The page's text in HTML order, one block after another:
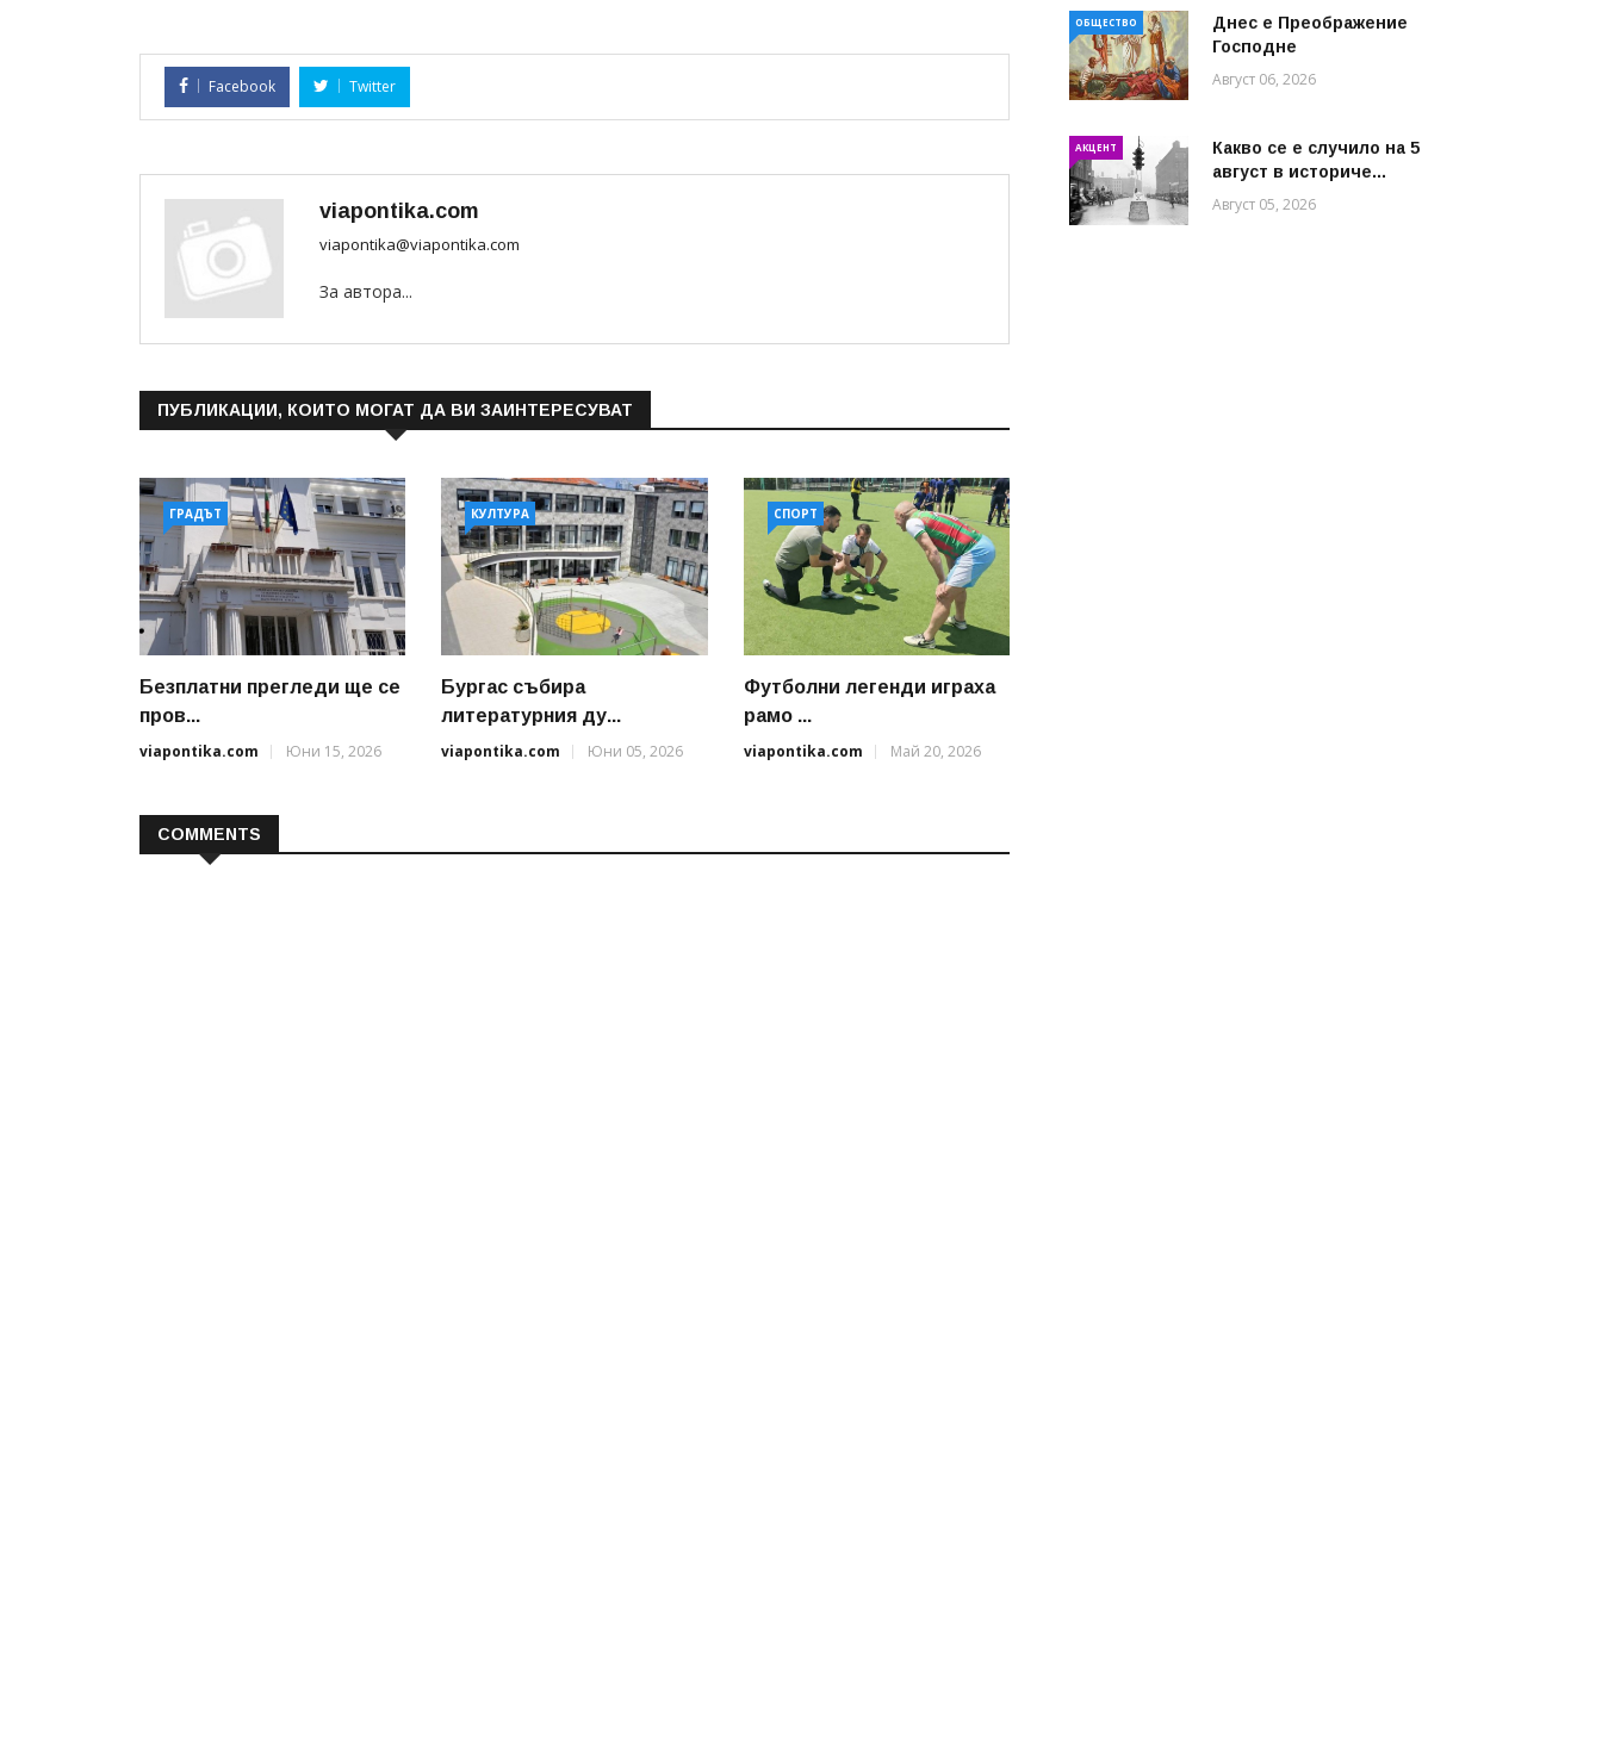
Facebook Twitter
viapontika.com
viapontika@viapontika.com
За автора...
ПУБЛИКАЦИИ, КОИТО МОГАТ ДА ВИ ЗАИНТЕРЕСУВАТ
ГРАДЪТ
Безплатни прегледи ще се
пров...
viapontika.com
Юни 15, 2026
КУЛТУРА
Бургас събира
литературния ду...
viapontika.com
Юни 05, 2026
СПОРТ
Футболни легенди играха
рамо ...
viapontika.com
Май 20, 2026
COMMENTS
ОБЩЕСТВО
Днес е Преображение
Господне
Август 06, 2026
АКЦЕНТ
Какво се е случило на 5
август в историче...
Август 05, 2026